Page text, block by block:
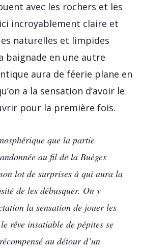
avec les rochers et les
ici incroyablement claire et
naturelles et limpides
baignade en une autre
aura de féerie plane en
a la sensation d’avoir le
pour la première fois.
que la partie
au fil de la Buèges
lot de surprises à qui aura la
de les débusquer. On y
la sensation de jouer les
rêve insatiable de pépites se
au détour d’un